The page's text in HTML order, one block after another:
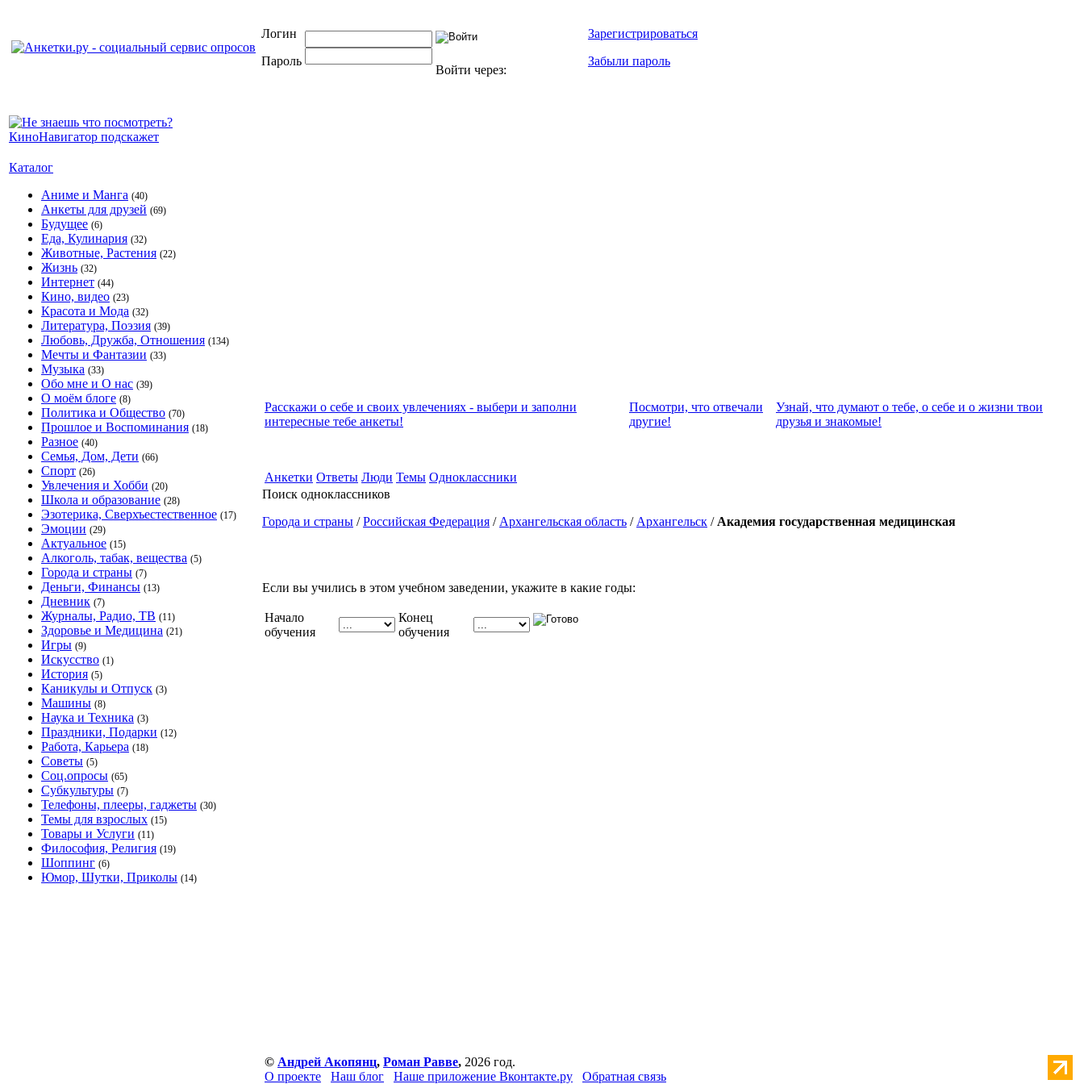
Логин
Пароль
Войти через:
Зарегистрироваться
Забыли пароль
Каталог
Аниме и Манга (40)
Анкеты для друзей (69)
Будущее (6)
Еда, Кулинария (32)
Животные, Растения (22)
Жизнь (32)
Интернет (44)
Кино, видео (23)
Красота и Мода (32)
Литература, Поэзия (39)
Любовь, Дружба, Отношения (134)
Мечты и Фантазии (33)
Музыка (33)
Обо мне и О нас (39)
О моём блоге (8)
Политика и Общество (70)
Прошлое и Воспоминания (18)
Разное (40)
Семья, Дом, Дети (66)
Спорт (26)
Увлечения и Хобби (20)
Школа и образование (28)
Эзотерика, Сверхъестественное (17)
Эмоции (29)
Актуальное (15)
Алкоголь, табак, вещества (5)
Города и страны (7)
Деньги, Финансы (13)
Дневник (7)
Журналы, Радио, ТВ (11)
Здоровье и Медицина (21)
Игры (9)
Искусство (1)
История (5)
Каникулы и Отпуск (3)
Машины (8)
Наука и Техника (3)
Праздники, Подарки (12)
Работа, Карьера (18)
Советы (5)
Соц.опросы (65)
Субкультуры (7)
Телефоны, плееры, гаджеты (30)
Темы для взрослых (15)
Товары и Услуги (11)
Философия, Религия (19)
Шоппинг (6)
Юмор, Шутки, Приколы (14)
Расскажи о себе и своих увлечениях - выбери и заполни
интересные тебе анкеты!
Посмотри, что отвeчали
другие!
Узнай, что думают о тебе, о себе и о жизни твои
друзья и знакомые!
Анкетки Ответы Люди Темы Одноклассники
Поиск одноклассников
Города и страны /Российская Федерация / Архангельская область / Архангельск / Академия государственная медицинская
Если вы учились в этом учебном заведении, укажите в какие годы:
Начало
обучения
Конец
обучения
© Андрей Акопянц, Роман Равве, 2026 год.
О проекте
Наш блог Наше приложение Вконтакте.ру Обратная связь